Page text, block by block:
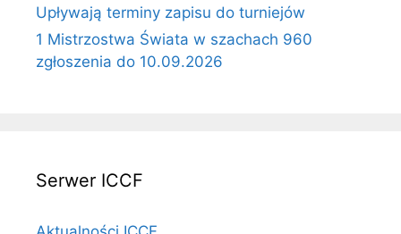
Upływają terminy zapisu do turniejów
1 Mistrzostwa Świata w szachach 960
zgłoszenia do 10.09.2026
Serwer ICCF